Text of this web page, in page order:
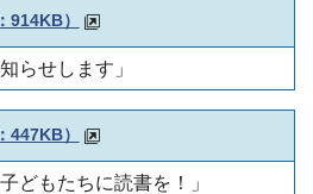
914KB）
らせします」
447KB）
どもたちに読書を！」